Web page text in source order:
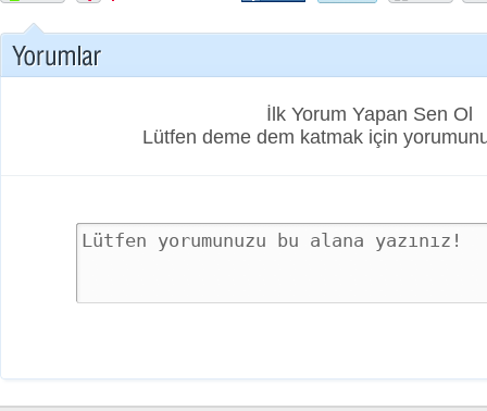
İlk Yorum Yapan Sen Ol
Lütfen deme dem katmak için